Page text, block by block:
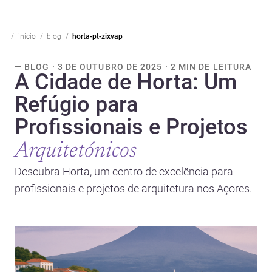
início blog horta-pt-zixvap
— BLOG · 3 DE OUTUBRO DE 2025 · 2 MIN DE LEITURA
A Cidade de Horta: Um
Refúgio para
Profissionais e Projetos
Arquitetónicos
Descubra Horta, um centro de excelência para
profissionais e projetos de arquitetura nos Açores.